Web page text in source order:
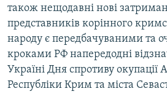
також нещодавні нові
представників корінного
народу є передбачуваними та
кроками РФ напередодні
Україні Дня спротиву окупації
Республіки Крим та міста